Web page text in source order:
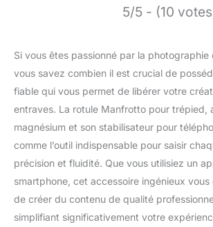
5/5 - (10
Si vous êtes passionné par la photographie
vous savez combien il est crucial de
fiable qui vous permet de libérer votre
entraves. La rotule Manfrotto pour trépied,
magnésium et son stabilisateur pour
comme l’outil indispensable pour saisir
précision et fluidité. Que vous utilisiez un
smartphone, cet accessoire ingénieux
de créer du contenu de qualité
simplifiant significativement votre